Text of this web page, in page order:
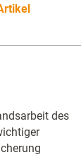
des